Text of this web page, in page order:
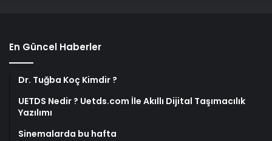
En Güncel Haberler
Dr. Tuğba Koç Kimdir ?
UETDS Nedir ? Uetds.com İle Akıllı Dijital Taşımacılık
Yazılımı
Sinemalarda bu hafta